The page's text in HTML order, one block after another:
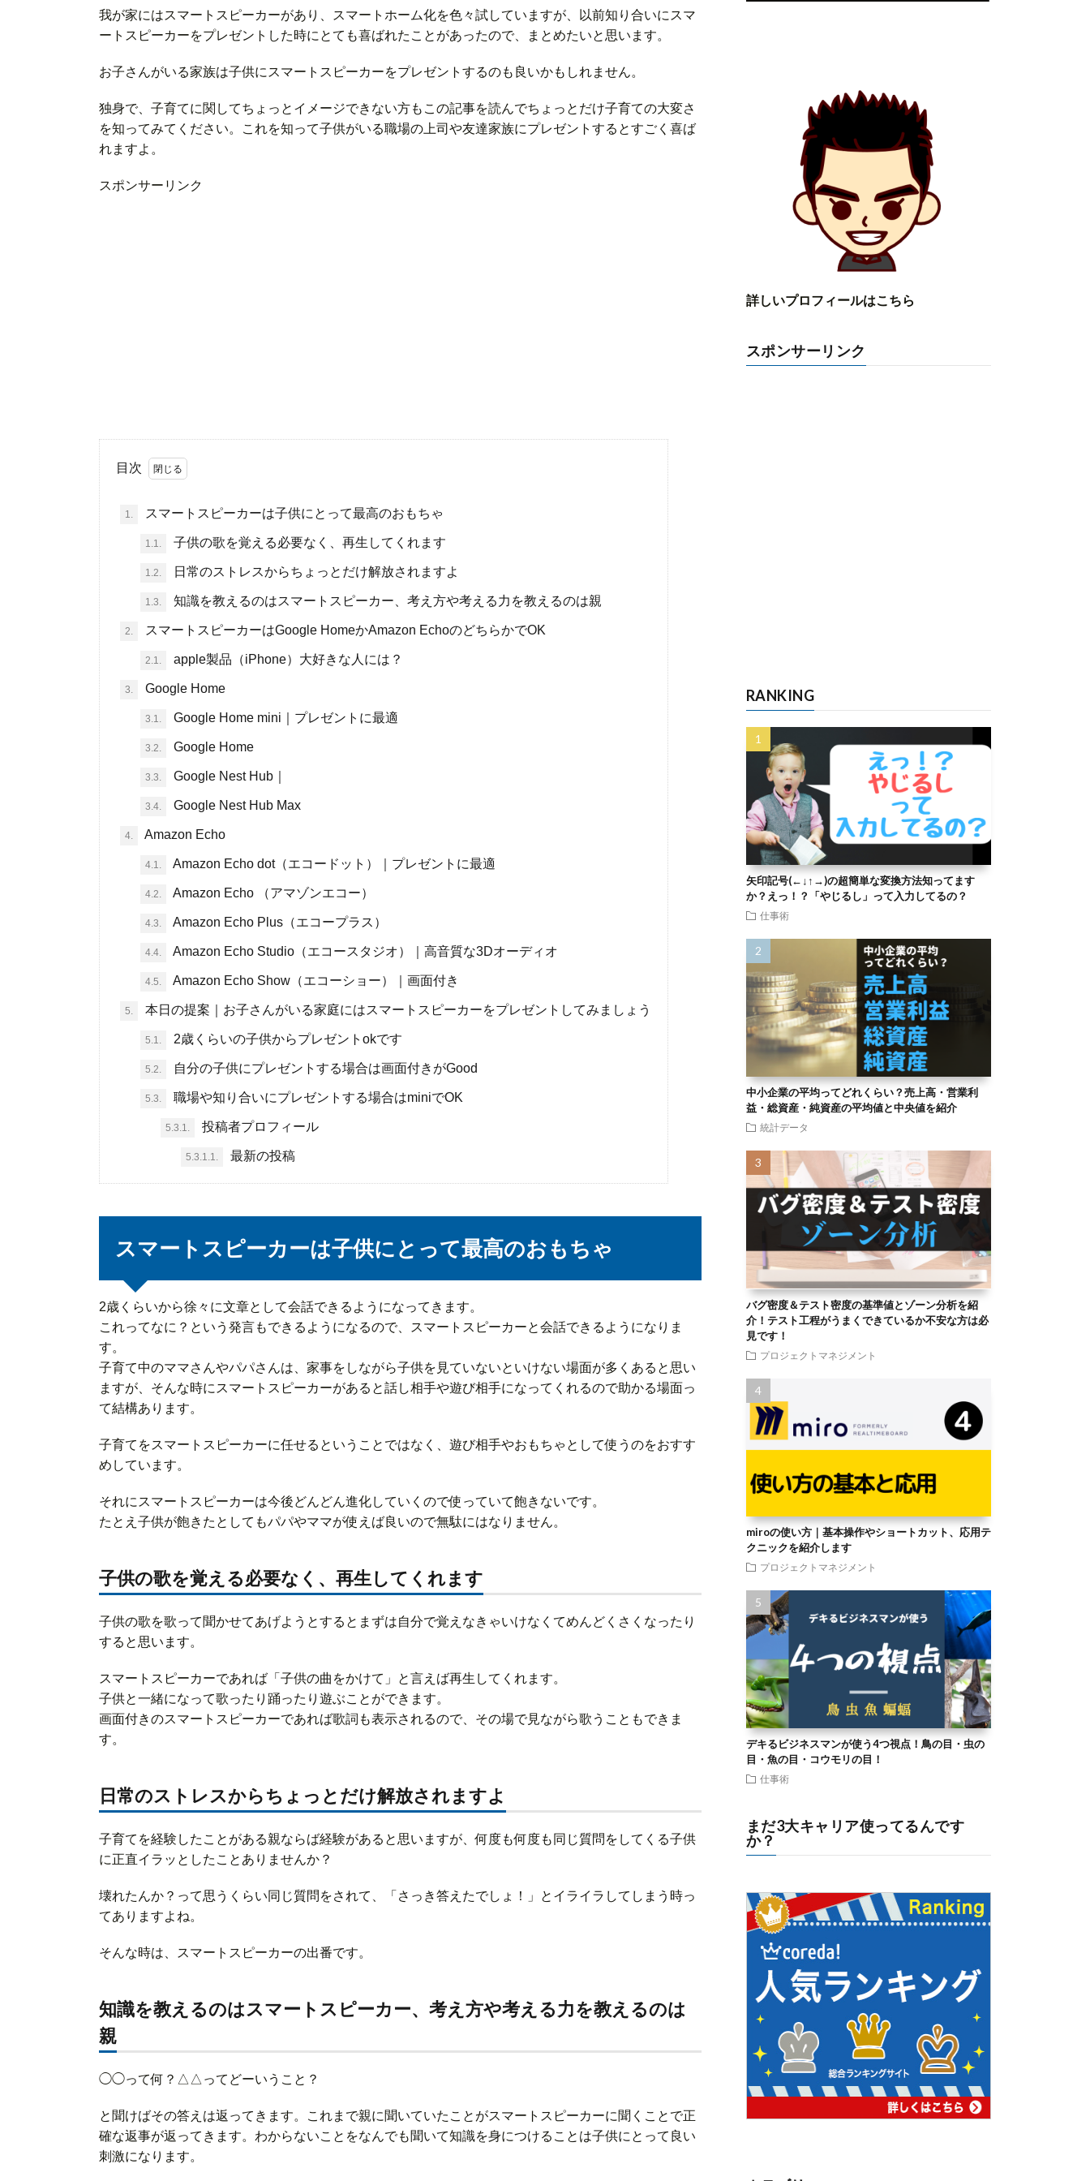
我が家にはスマートスピーカーがあり、スマートホーム化を色々試していますが、以前知り合いにスマ
ートスピーカーをプレゼントした時にとても喜ばれたことがあったので、まとめたいと思います。
お子さんがいる家族は子供にスマートスピーカーをプレゼントするのも良いかもしれません。
独身で、子育てに関してちょっとイメージできない方もこの記事を読んでちょっとだけ子育ての大変さ
を知ってみてください。これを知って子供がいる職場の上司や友達家族にプレゼントするとすごく喜ば
れますよ。
スポンサーリンク
目次
1. スマートスピーカーは子供にとって最高のおもちゃ
1.1. 子供の歌を覚える必要なく、再生してくれます
1.2. 日常のストレスからちょっとだけ解放されますよ
1.3. 知識を教えるのはスマートスピーカー、考え方や考える力を教えるのは親
2. スマートスピーカーはGoogle HomeかAmazon EchoのどちらかでOK
2.1. apple製品（iPhone）大好きな人には？
3. Google Home
3.1. Google Home mini｜プレゼントに最適
3.2. Google Home
3.3. Google Nest Hub｜
3.4. Google Nest Hub Max
4. Amazon Echo
4.1. Amazon Echo dot（エコードット）｜プレゼントに最適
4.2. Amazon Echo （アマゾンエコー）
4.3. Amazon Echo Plus（エコープラス）
4.4. Amazon Echo Studio（エコースタジオ）｜高音質な3Dオーディオ
4.5. Amazon Echo Show（エコーショー）｜画面付き
5. 本日の提案｜お子さんがいる家庭にはスマートスピーカーをプレゼントしてみましょう
5.1. 2歳くらいの子供からプレゼントokです
5.2. 自分の子供にプレゼントする場合は画面付きがGood
5.3. 職場や知り合いにプレゼントする場合はminiでOK
5.3.1. 投稿者プロフィール
5.3.1.1. 最新の投稿
スマートスピーカーは子供にとって最高のおもちゃ
2歳くらいから徐々に文章として会話できるようになってきます。
これってなに？という発言もできるようになるので、スマートスピーカーと会話できるようになりま
す。
子育て中のママさんやパパさんは、家事をしながら子供を見ていないといけない場面が多くあると思い
ますが、そんな時にスマートスピーカーがあると話し相手や遊び相手になってくれるので助かる場面っ
て結構あります。
子育てをスマートスピーカーに任せるということではなく、遊び相手やおもちゃとして使うのをおすす
めしています。
それにスマートスピーカーは今後どんどん進化していくので使っていて飽きないです。
たとえ子供が飽きたとしてもパパやママが使えば良いので無駄にはなりません。
子供の歌を覚える必要なく、再生してくれます
子供の歌を歌って聞かせてあげようとするとまずは自分で覚えなきゃいけなくてめんどくさくなったり
すると思います。
スマートスピーカーであれば「子供の曲をかけて」と言えば再生してくれます。
子供と一緒になって歌ったり踊ったり遊ぶことができます。
画面付きのスマートスピーカーであれば歌詞も表示されるので、その場で見ながら歌うこともできま
す。
日常のストレスからちょっとだけ解放されますよ
子育てを経験したことがある親ならば経験があると思いますが、何度も何度も同じ質問をしてくる子供
に正直イラッとしたことありませんか？
壊れたんか？って思うくらい同じ質問をされて、「さっき答えたでしょ！」とイライラしてしまう時っ
てありますよね。
そんな時は、スマートスピーカーの出番です。
知識を教えるのはスマートスピーカー、考え方や考える力を教えるのは
親
◯◯って何？△△ってどーいうこと？
と聞けばその答えは返ってきます。これまで親に聞いていたことがスマートスピーカーに聞くことで正
確な返事が返ってきます。わからないことをなんでも聞いて知識を身につけることは子供にとって良い
刺激になります。
詳しいプロフィールはこちら
スポンサーリンク
RANKING
矢印記号(←↓↑→)の超簡単な変換方法知ってます
か？えっ！？「やじるし」って入力してるの？
仕事術
中小企業の平均ってどれくらい？売上高・営業利
益・総資産・純資産の平均値と中央値を紹介
統計データ
バグ密度＆テスト密度の基準値とゾーン分析を紹
介！テスト工程がうまくできているか不安な方は必
見です！
プロジェクトマネジメント
miroの使い方｜基本操作やショートカット、応用テ
クニックを紹介します
プロジェクトマネジメント
デキるビジネスマンが使う4つ視点！鳥の目・虫の
目・魚の目・コウモリの目！
仕事術
まだ3大キャリア使ってるんです
か？